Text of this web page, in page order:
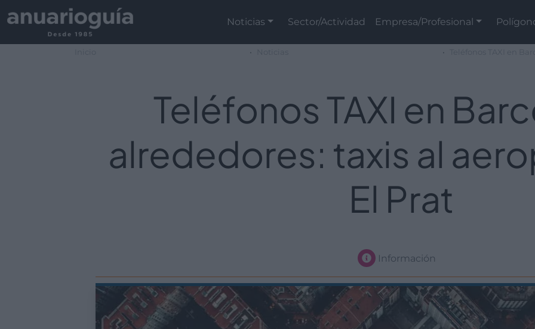
Noticias Sector/Actividad Empresa/Profesional
Teléfonos TAXI en
alrededores: taxis al
El Prat
Información